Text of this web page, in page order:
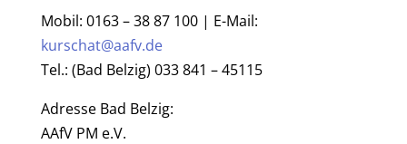
Mobil: 0163 – 38 87 100 | E-Mail:
kurschat@aafv.de
Tel.: (Bad Belzig) 033 841 – 45115
Adresse Bad Belzig:
AAfV PM e.V.